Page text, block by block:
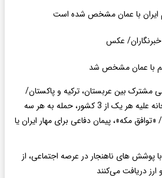
ایران با عمان مشخص شده است
عکس
با عمان مشخص شد
مشترک بین عربستان، ترکیه و پاکستان/
هرگونه حمله مسلحانه علیه هر یک از 3 کشور، حمله به هر سه
مکه»، پیمان دفاعی برای مهار ایران یا
پوشش های ناهنجار در عرصه اجتماعی، از
ارز دریافت می‌کنند